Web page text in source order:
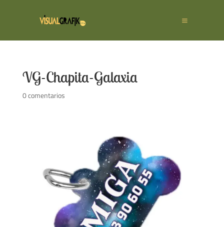
VG-Chapita-Galaxia
0 comentarios